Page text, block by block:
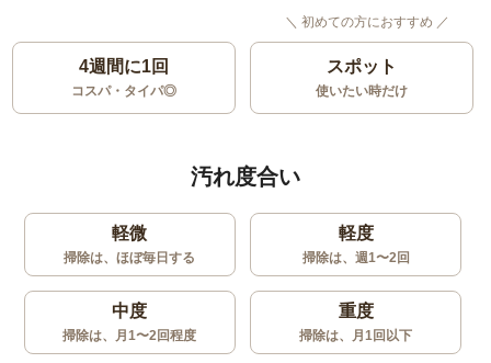
4週間に1回
コスパ・タイパ◎
スポット
使いたい時だけ
汚れ度合い
軽微
掃除は、ほぼ毎日する
軽度
掃除は、週1〜2回
中度
掃除は、月1〜2回程度
重度
掃除は、月1回以下